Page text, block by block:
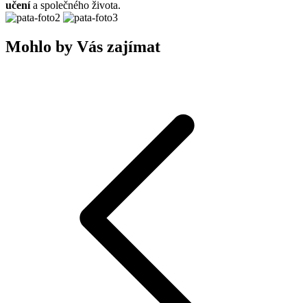
učenía společného života.
Mohlo by Vás zajímat